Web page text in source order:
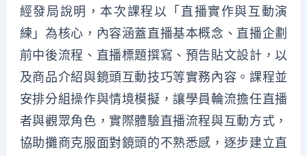
經發局說明，本次課程以「直播實作與互動演
練」為核心，內容涵蓋直播基本概念、直播企劃
前中後流程、直播標題撰寫、預告貼文設計，以
及商品介紹與鏡頭互動技巧等實務內容。課程並
安排分組操作與情境模擬，讓學員輪流擔任直播
者與觀眾角色，實際體驗直播流程與互動方式，
協助攤商克服面對鏡頭的不熟悉感，逐步建立直